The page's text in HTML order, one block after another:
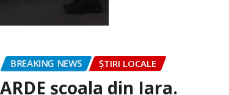
BREAKING NEWS ȘTIRI LOCALE
Pompierii intervin cu 5
autospeciale!